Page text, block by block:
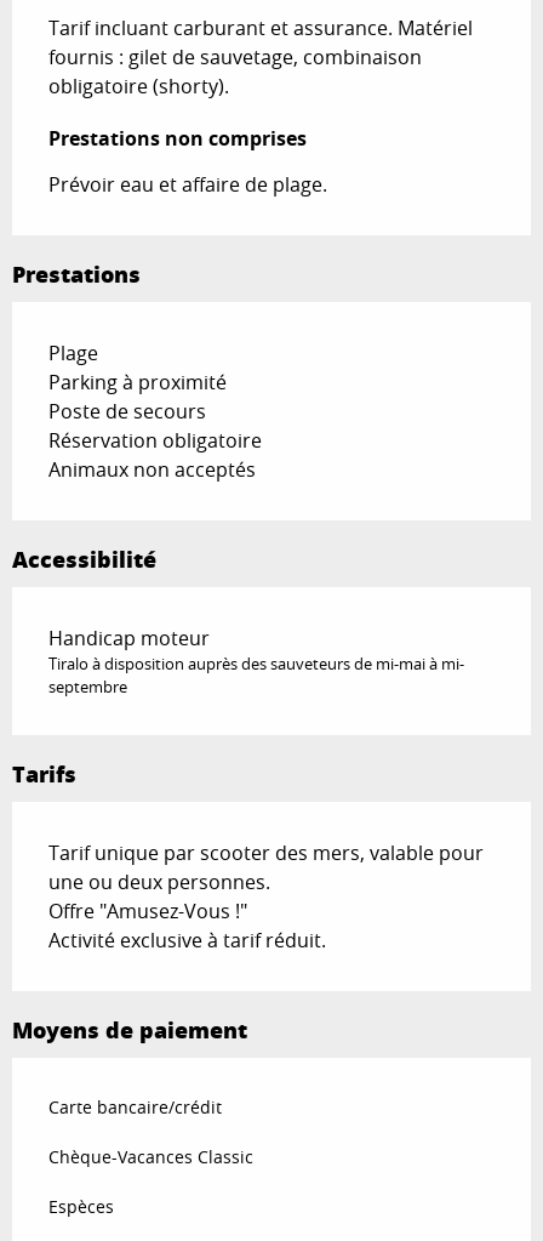
Tarif incluant carburant et assurance. Matériel
fournis : gilet de sauvetage, combinaison
obligatoire (shorty).
Prestations non comprises
Prestations non comprises
Prévoir eau et affaire de plage.
Prestations
Plage
Parking à proximité
Poste de secours
Réservation obligatoire
Animaux non acceptés
Accessibilité
Handicap moteur
Tiralo à disposition auprès des sauveteurs de mi-mai à mi-
septembre
Tarifs
Tarif unique par scooter des mers, valable pour
une ou deux personnes.
Offre "Amusez-Vous !"
Activité exclusive à tarif réduit.
Moyens de paiement
Carte bancaire/crédit
Chèque-Vacances Classic
Espèces